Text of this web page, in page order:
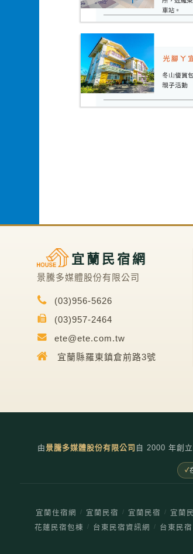
宜蘭民宿網
景騰多媒體股份有限公司
(03)956-5626
(03)957-2464
ete@ete.com.tw
宜蘭縣羅東鎮倉前路3號
由景騰多媒體股份有限公司 自 2000 年創
宜蘭住宿網 / 宜蘭民宿 / 宜蘭民宿 / 宜蘭
花蓮民宿包棟 / 台東民宿資訊網 / 台東民宿